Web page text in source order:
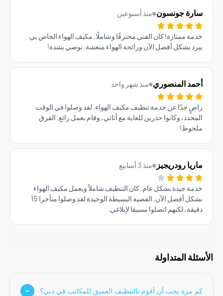
جونسون منذ أسبوعين
ممتازة! كان الفني محترفًا وشاملًا. مكيف الهواء الخاص بي
بشكل أفضل الآن ورائحة الهواء منعشة. نوصي بشدة!
المنصوري منذ شهر واحد
جدًا عن خدمة تنظيف مكيف الهواء. لقد وصلوا في الوقت
وكانوا حذرين للغاية مع أثاثي، وقام بعمل رائع. الفرق
رودريجيز منذ 3 أسابيع
جيدة بشكل عام. كان التنظيف شاملاً ويعمل مكيف الهواء
بشكل أفضل الآن. القضية البسيطة الوحيدة لقد وصلوا متأخرا 15
لكنهم اتصلوا مسبقا لإبلاغي.
المتداولة
يجب أن أقوم بالتنظيف العميق للمكاتب في دبي؟